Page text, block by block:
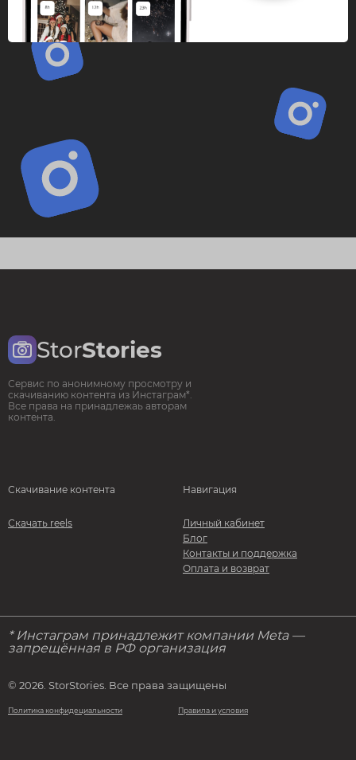
StorStories
Сервис по анонимному просмотру и
скачиванию контента из Инстаграм*.
Все права на принадлежаь авторам
контента.
Скачивание контента
Скачать reels
Навигация
Личный кабинет
Блог
Контакты и поддержка
Оплата и возврат
* Инстаграм принадлежит компании Meta —
запрещённая в РФ организация
© 2026. StorStories. Все права защищены
Политика конфидециальности Правила и условия